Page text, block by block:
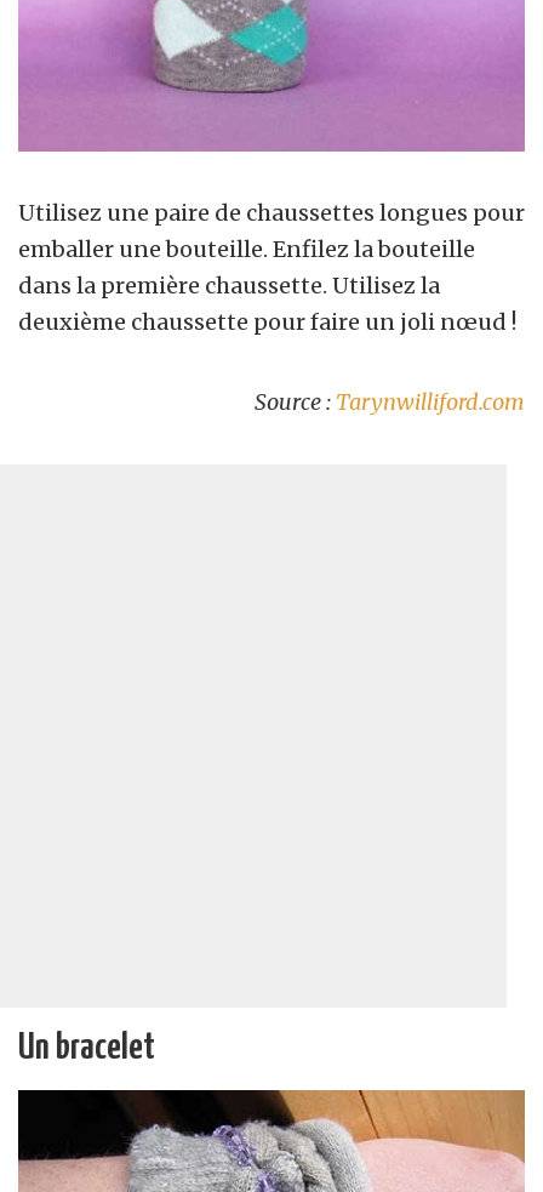
Utilisez une paire de chaussettes longues pour
emballer une bouteille. Enfilez la bouteille
dans la première chaussette. Utilisez la
deuxième chaussette pour faire un joli nœud !
Source : Tarynwilliford.com
Un bracelet